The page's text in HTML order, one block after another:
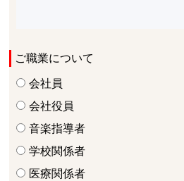
ご職業について
会社員
会社役員
音楽指導者
学校関係者
医療関係者